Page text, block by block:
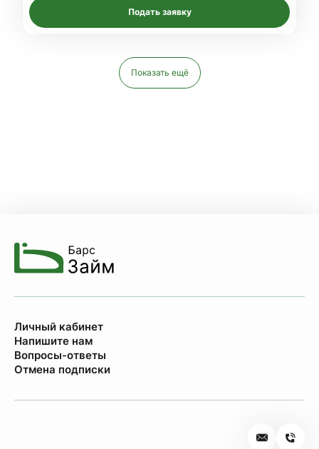
Подать заявку
Показать ещё
Личный кабинет
Напишите нам
Вопросы-ответы
Отмена подписки